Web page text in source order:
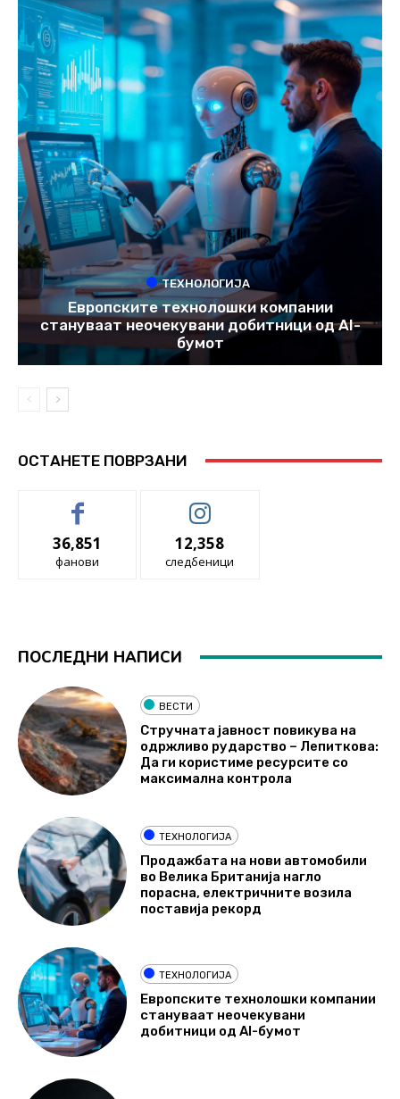
ТЕХНОЛОГИЈА
Европските технолошки компании
стануваат неочекувани добитници од AI-
бумот
ОСТАНЕТЕ ПОВРЗАНИ
36,851
фанови
12,358
следбеници
ПОСЛЕДНИ НАПИСИ
ВЕСТИ
Стручната јавност повикува на
одржливо рударство – Лепиткова:
Да ги користиме ресурсите со
максимална контрола
ТЕХНОЛОГИЈА
Продажбата на нови автомобили
во Велика Британија нагло
порасна, електричните возила
поставија рекорд
ТЕХНОЛОГИЈА
Европските технолошки компании
стануваат неочекувани
добитници од AI-бумот